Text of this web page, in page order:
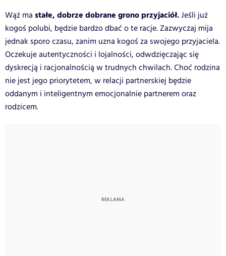
Wąż ma stałe, dobrze dobrane grono przyjaciół.Jeśli już
kogoś polubi, będzie bardzo dbać o te racje. Zazwyczaj mija
jednak sporo czasu, zanim uzna kogoś za swojego przyjaciela.
Oczekuje autentyczności i lojalności, odwdzięczając się
dyskrecją i racjonalnością w trudnych chwilach. Choć rodzina
nie jest jego priorytetem, w relacji partnerskiej będzie
oddanym i inteligentnym emocjonalnie partnerem oraz
rodzicem.